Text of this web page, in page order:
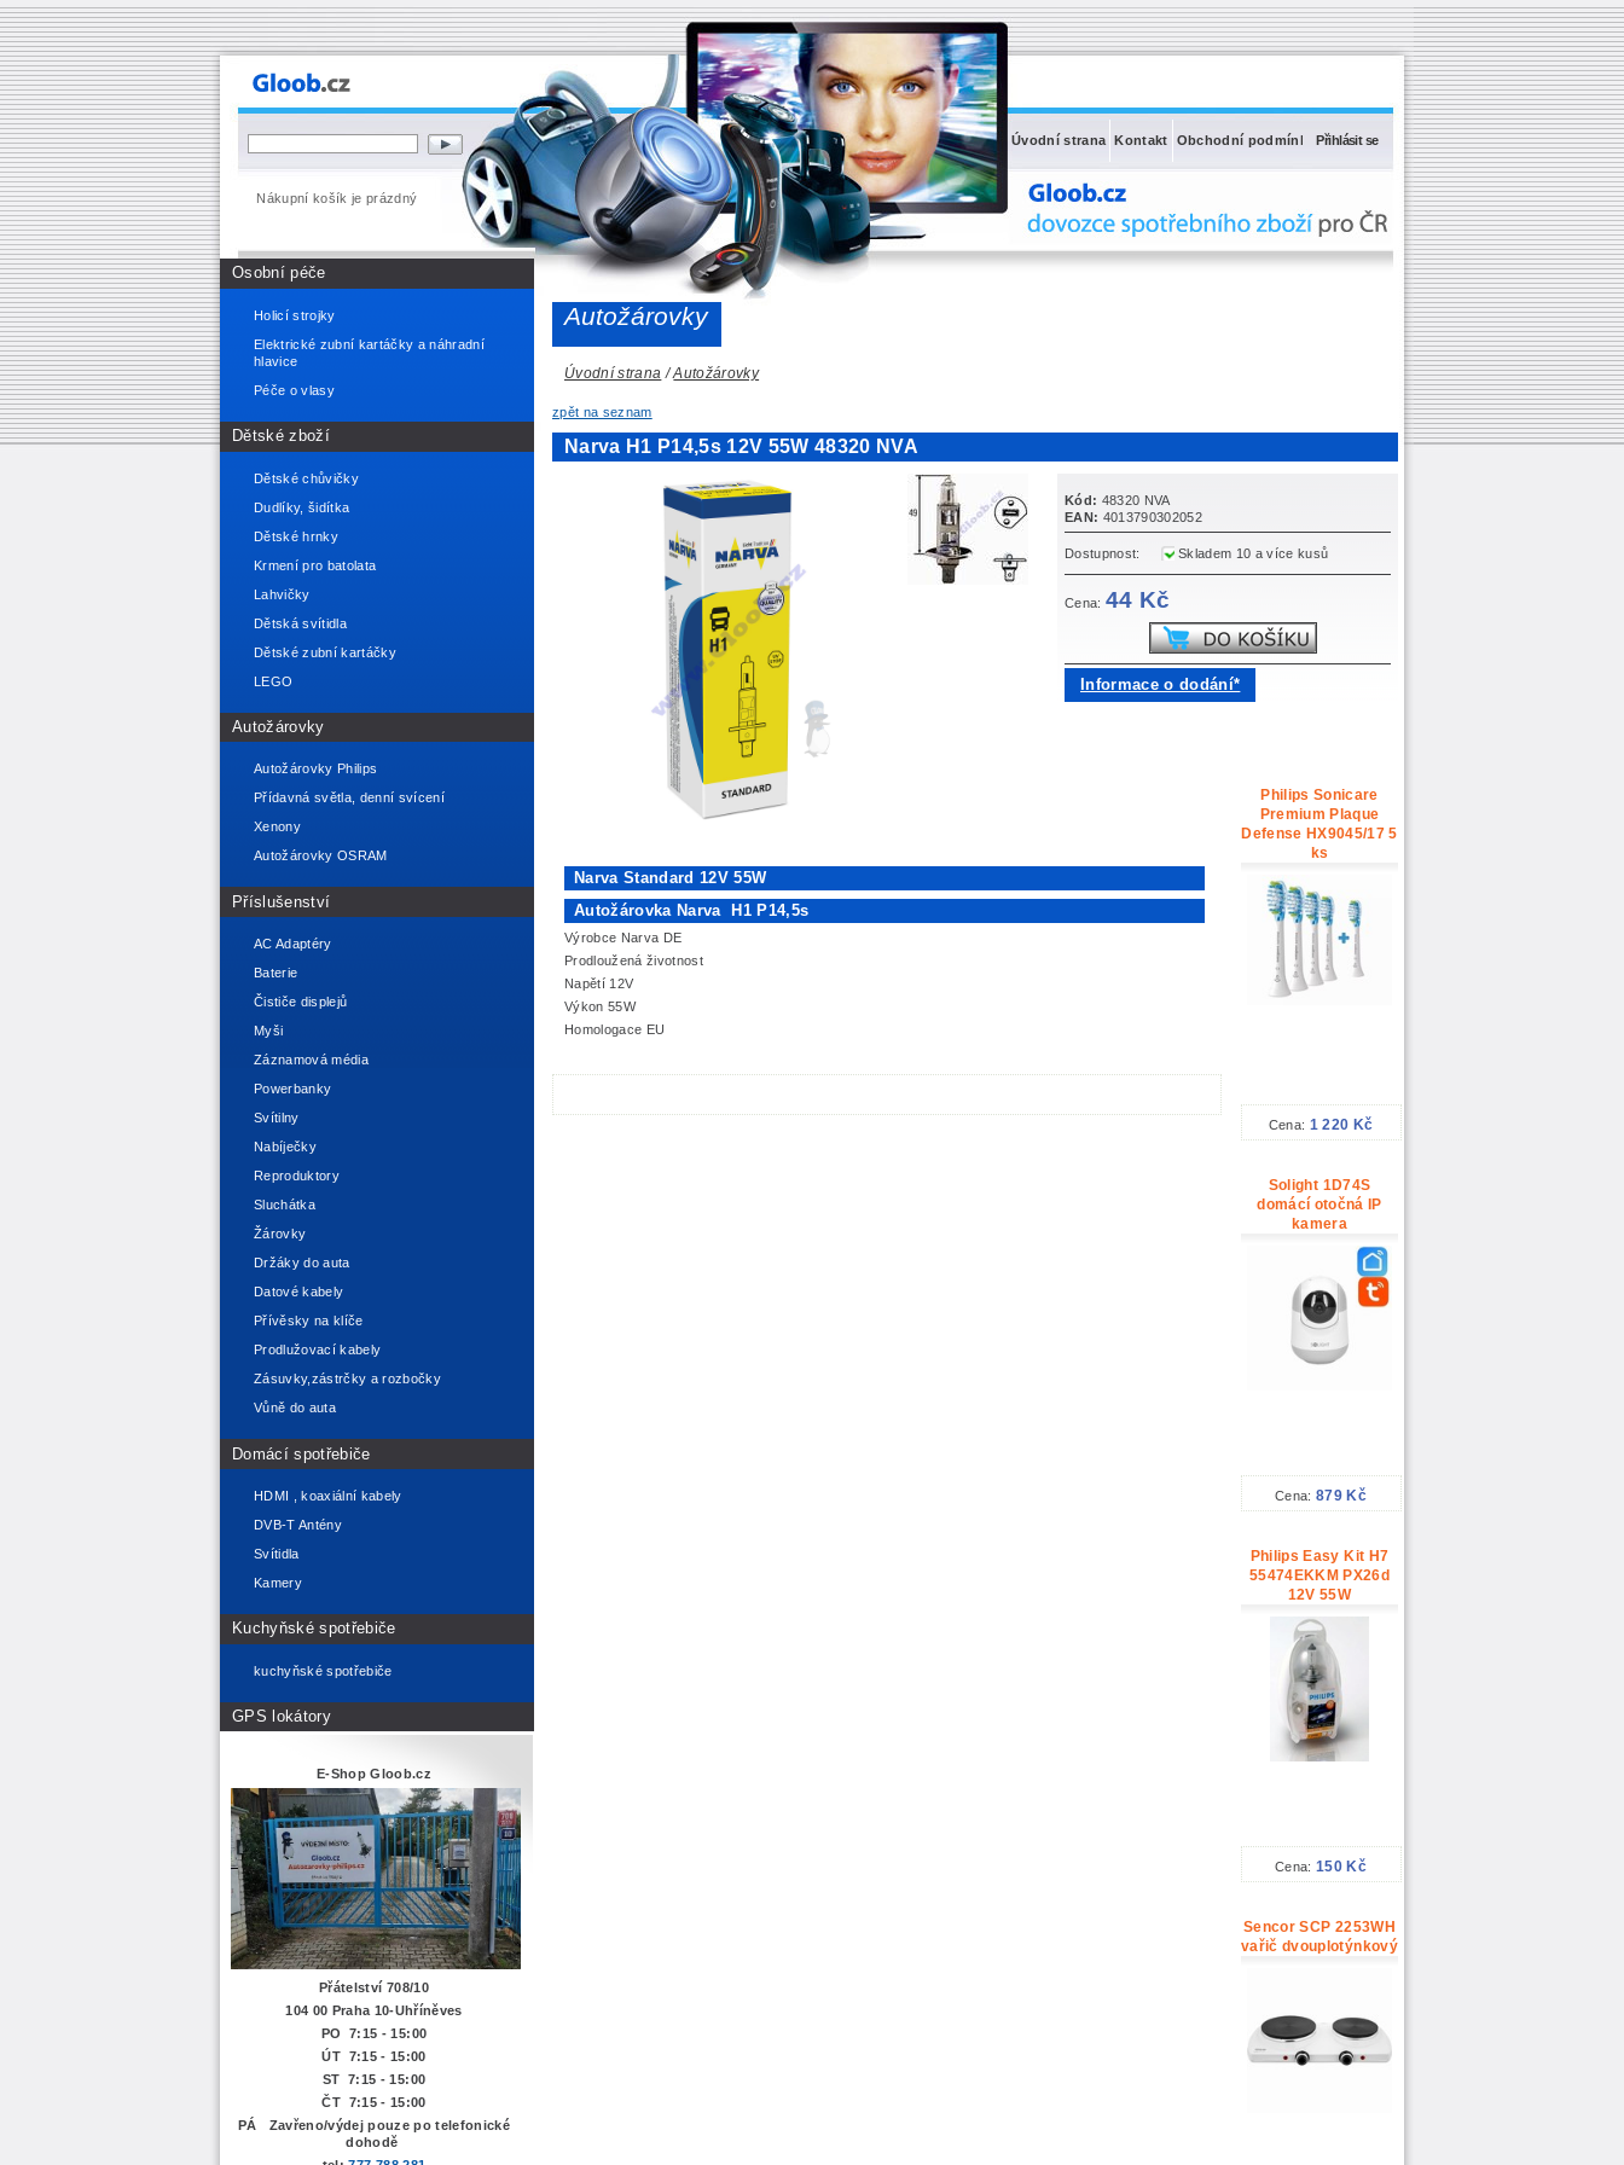
Přihlásit se
Úvodní strana Kontakt Obchodní podmínky
Nákupní košík je prázdný
Osobní péče
Holicí strojky
Elektrické zubní kartáčky a náhradní
hlavice
Péče o vlasy
Dětské zboží
Dětské chůvičky
Dudlíky, šidítka
Dětské hrnky
Krmení pro batolata
Lahvičky
Dětská svítidla
Dětské zubní kartáčky
LEGO
Autožárovky
Autožárovky Philips
Přídavná světla, denní svícení
Xenony
Autožárovky OSRAM
Příslušenství
AC Adaptéry
Baterie
Čističe displejů
Myši
Záznamová média
Powerbanky
Svítilny
Nabíječky
Reproduktory
Sluchátka
Žárovky
Držáky do auta
Datové kabely
Přívěsky na klíče
Prodlužovací kabely
Zásuvky,zástrčky a rozbočky
Vůně do auta
Domácí spotřebiče
HDMI , koaxiální kabely
DVB-T Antény
Svítidla
Kamery
Kuchyňské spotřebiče
kuchyňské spotřebiče
GPS lokátory
E-Shop Gloob.cz
Přátelství 708/10
104 00 Praha 10-Uhříněves
PO 7:15 - 15:00
ÚT 7:15 - 15:00
ST 7:15 - 15:00
ČT 7:15 - 15:00
PÁ Zavřeno/výdej pouze po telefonické
dohodě
Autožárovky
Úvodní strana /Autožárovky
zpět na seznam
Narva H1 P14,5s 12V 55W 48320 NVA
Kód: 48320 NVA
EAN: 4013790302052
Dostupnost: Skladem 10 a více kusů
Cena:44 Kč
Informace o dodání*
Philips Sonicare
Premium Plaque
Defense HX9045/17 5
ks
Cena: 1 220 Kč
Solight 1D74S
domácí otočná IP
kamera
Cena: 879 Kč
Philips Easy Kit H7
55474EKKM PX26d
12V 55W
Cena: 150 Kč
Sencor SCP 2253WH
vařič dvouplotýnkový
Narva Standard 12V 55W
Autožárovka Narva H1 P14,5s
Výrobce Narva DE
Prodloužená životnost
Napětí 12V
Výkon 55W
Homologace EU